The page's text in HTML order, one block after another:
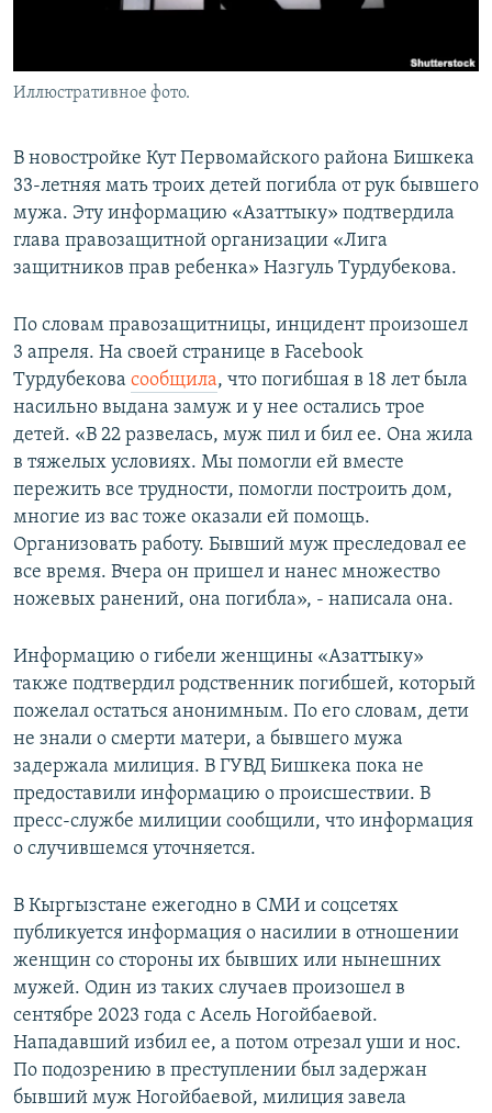
Иллюстративное фото.
В новостройке Кут Первомайского района Бишкека
33-летняя мать троих детей погибла от рук бывшего
мужа. Эту информацию «Азаттыку» подтвердила
глава правозащитной организации «Лига
защитников прав ребенка» Назгуль Турдубекова.
По словам правозащитницы, инцидент произошел
3 апреля. На своей странице в Facebook
Турдубекова сообщила, что погибшая в 18 лет была
насильно выдана замуж и у нее остались трое
детей. «В 22 развелась, муж пил и бил ее. Она жила
в тяжелых условиях. Мы помогли ей вместе
пережить все трудности, помогли построить дом,
многие из вас тоже оказали ей помощь.
Организовать работу. Бывший муж преследовал ее
все время. Вчера он пришел и нанес множество
ножевых ранений, она погибла», - написала она.
Информацию о гибели женщины «Азаттыку»
также подтвердил родственник погибшей, который
пожелал остаться анонимным. По его словам, дети
не знали о смерти матери, а бывшего мужа
задержала милиция. В ГУВД Бишкека пока не
предоставили информацию о происшествии. В
пресс-службе милиции сообщили, что информация
о случившемся уточняется.
В Кыргызстане ежегодно в СМИ и соцсетях
публикуется информация о насилии в отношении
женщин со стороны их бывших или нынешних
мужей. Один из таких случаев произошел в
сентябре 2023 года с Асель Ногойбаевой.
Нападавший избил ее, а потом отрезал уши и нос.
По подозрению в преступлении был задержан
бывший муж Ногойбаевой, милиция завела